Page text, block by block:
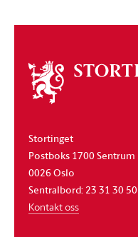
Om
stortinget
Stortinget
Postboks 1700 Sentrum
0026 Oslo
Sentralbord: 23 31 30 50
Kontakt oss